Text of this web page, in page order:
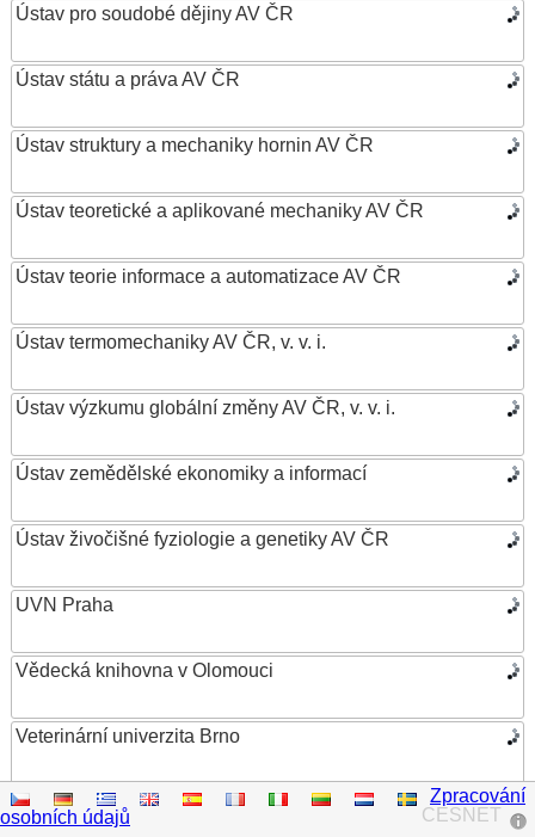
Ústav pro soudobé dějiny AV ČR
Ústav státu a práva AV ČR
Ústav struktury a mechaniky hornin AV ČR
Ústav teoretické a aplikované mechaniky AV ČR
Ústav teorie informace a automatizace AV ČR
Ústav termomechaniky AV ČR, v. v. i.
Ústav výzkumu globální změny AV ČR, v. v. i.
Ústav zemědělské ekonomiky a informací
Ústav živočišné fyziologie a genetiky AV ČR
UVN Praha
Vědecká knihovna v Olomouci
Veterinární univerzita Brno
VŠB – Technická univerzita Ostrava
CESNET
Zpracování
osobních údajů